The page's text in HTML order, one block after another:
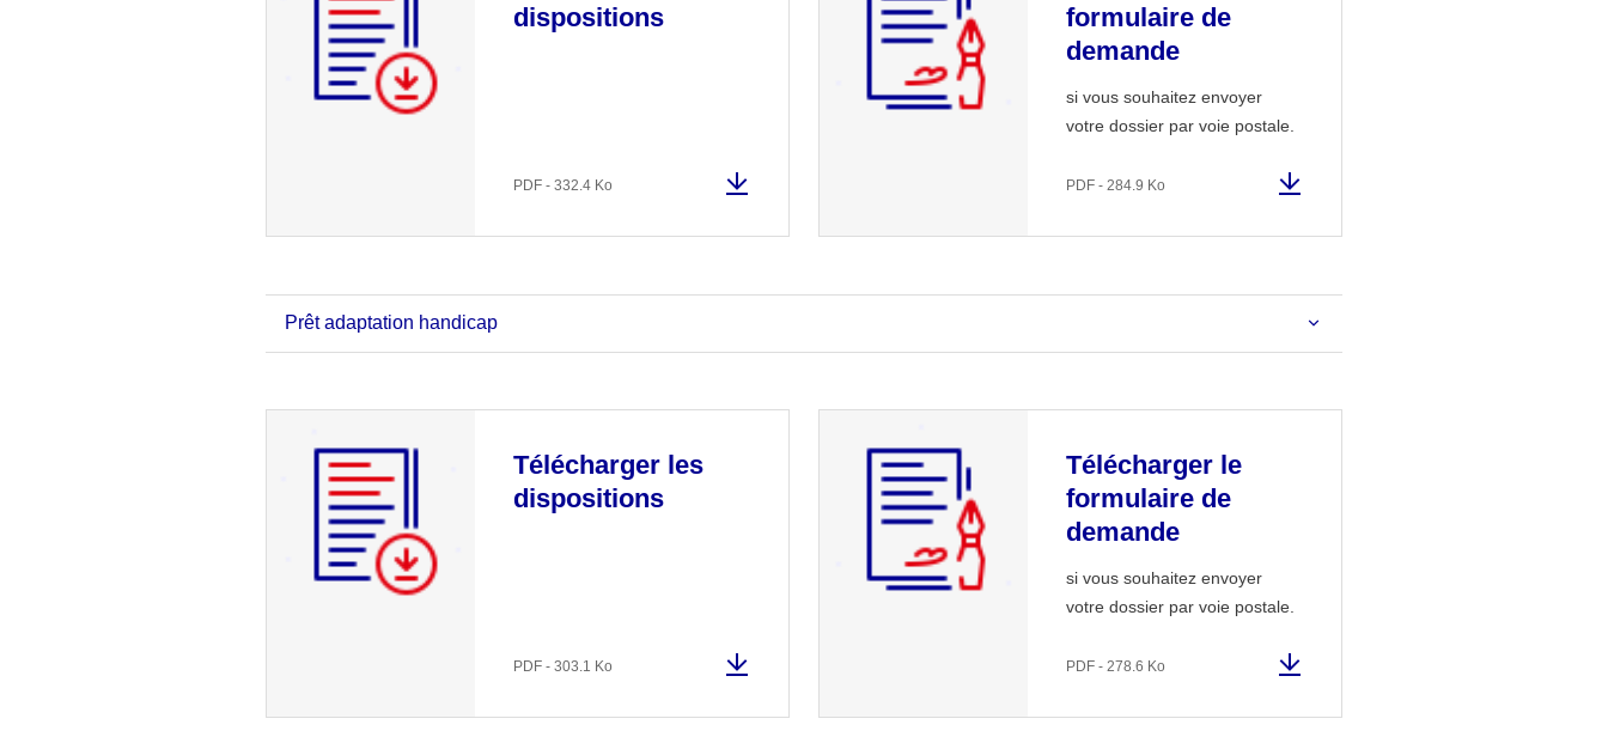
dispositions
PDF - 332.4 Ko
formulaire de
demande
si vous souhaitez envoyer
votre dossier par voie postale.
PDF - 284.9 Ko
Prêt adaptation handicap
Télécharger les
dispositions
PDF - 303.1 Ko
Télécharger le
formulaire de
demande
si vous souhaitez envoyer
votre dossier par voie postale.
PDF - 278.6 Ko